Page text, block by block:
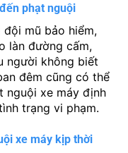
phạt nguội
mũ bảo hiểm,
làn đường cấm,
người không biết
đêm cũng có thể
nguội xe máy định
trạng vi phạm.
xe máy kịp thời